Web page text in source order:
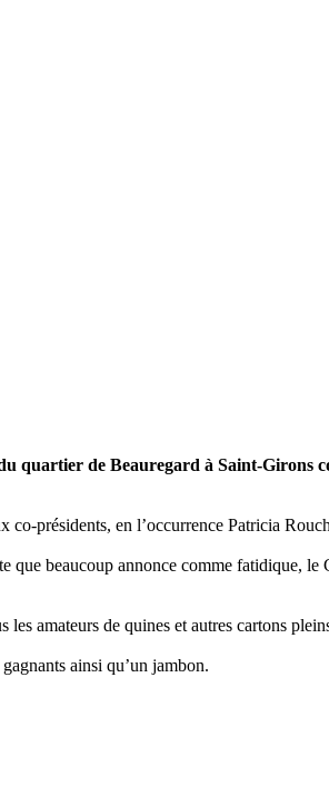
quartier de Beauregard à Saint-Girons
co-présidents, en l’occurrence Patricia
que beaucoup annonce comme fatidique,
amateurs de quines et autres cartons
ainsi qu’un jambon.